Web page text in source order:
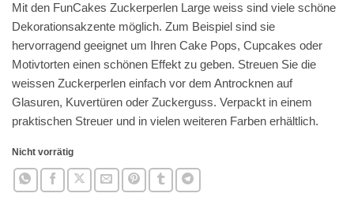
Mit den FunCakes Zuckerperlen Large weiss sind viele schöne
Dekorationsakzente möglich. Zum Beispiel sind sie
hervorragend geeignet um Ihren Cake Pops, Cupcakes oder
Motivtorten einen schönen Effekt zu geben. Streuen Sie die
weissen Zuckerperlen einfach vor dem Antrocknen auf
Glasuren, Kuvertüren oder Zuckerguss. Verpackt in einem
praktischen Streuer und in vielen weiteren Farben erhältlich.
Nicht vorrätig